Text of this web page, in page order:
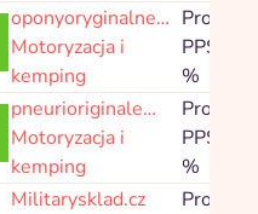
oponyoryginalne…
Motoryzacja i
kemping
Prowizja
PPS
%
pneurioriginale…
Motoryzacja i
kemping
Prowizja
PPS
%
Militarysklad.cz
Prowizja